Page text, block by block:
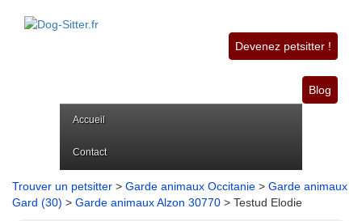
Devenez petsitter !
Blog
Accueil
Contact
Trouver un petsitter > Garde animaux Occitanie > Garde animaux
Gard (30) > Garde animaux Alzon 30770 > Testud Elodie